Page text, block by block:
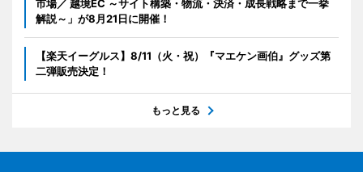
市場／ 越境EC ～サイト構築・物流・決済・成長戦略まで一挙
解説～」が8月21日に開催！
【楽天イーグルス】8/11（火・祝）『マエケン画伯』グッズ第
二弾販売決定！
もっと見る